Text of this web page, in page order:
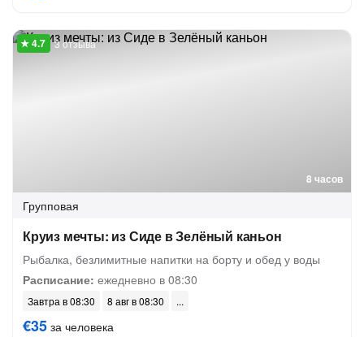
8 часов
3 отзыва
Групповая
Круиз мечты: из Сиде в Зелёный каньон
Рыбалка, безлимитные напитки на борту и обед у воды
Расписание: ежедневно в 08:30
Завтра в 08:30 8 авг в 08:30
€35 за человека